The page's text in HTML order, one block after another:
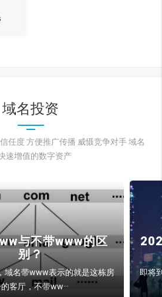
域名投资
任度 方便推广传播 威慑竞争对手 域名
速增值的数字资产
域名将在技术变革中
占主导地位
年，我们将共同见证内容创作
者、品牌和企业在···